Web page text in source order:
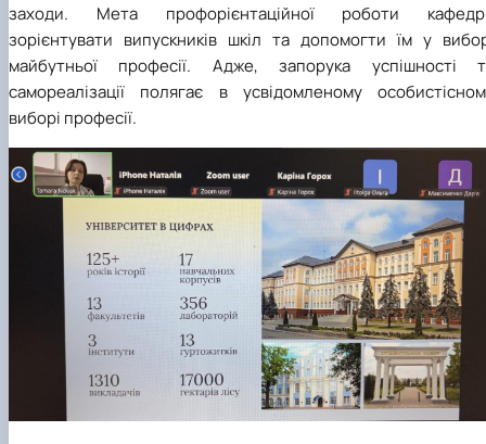
заходи. Мета профорієнтаційної роботи
зорієнтувати випускників шкіл та допомогти їм у
майбутньої професії. Адже, запорука успішності
самореалізації полягає в усвідомленому
виборі професії.